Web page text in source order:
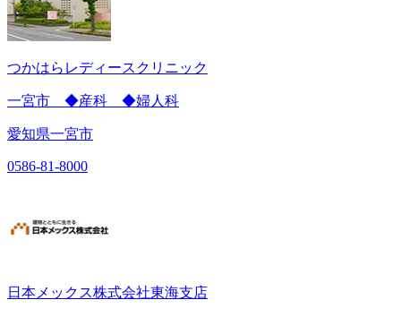
つかはらレディースクリニック
一宮市 ◆産科 ◆婦人科
愛知県一宮市
0586-81-8000
日本メックス株式会社東海支店